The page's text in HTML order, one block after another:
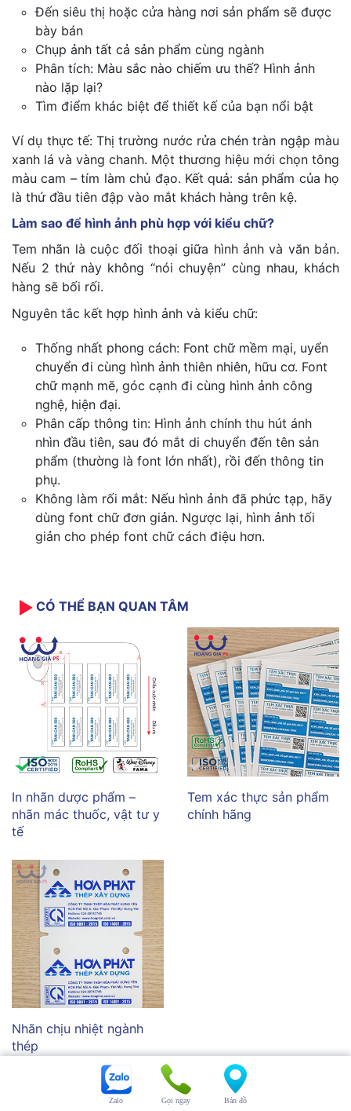
Đến siêu thị hoặc cửa hàng nơi sản phẩm sẽ được
bày bán
Chụp ảnh tất cả sản phẩm cùng ngành
Phân tích: Màu sắc nào chiếm ưu thế? Hình ảnh
nào lặp lại?
Tìm điểm khác biệt để thiết kế của bạn nổi bật
Ví dụ thực tế: Thị trường nước rửa chén tràn ngập màu
xanh lá và vàng chanh. Một thương hiệu mới chọn tông
màu cam – tím làm chủ đạo. Kết quả: sản phẩm của họ
là thứ đầu tiên đập vào mắt khách hàng trên kệ.
Làm sao để hình ảnh phù hợp với kiểu chữ?
Tem nhãn là cuộc đối thoại giữa hình ảnh và văn bản.
Nếu 2 thứ này không “nói chuyện” cùng nhau, khách
hàng sẽ bối rối.
Nguyên tắc kết hợp hình ảnh và kiểu chữ:
Thống nhất phong cách: Font chữ mềm mại, uyển
chuyển đi cùng hình ảnh thiên nhiên, hữu cơ. Font
chữ mạnh mẽ, góc cạnh đi cùng hình ảnh công
nghệ, hiện đại.
Phân cấp thông tin: Hình ảnh chính thu hút ánh
nhìn đầu tiên, sau đó mắt di chuyển đến tên sản
phẩm (thường là font lớn nhất), rồi đến thông tin
phụ.
Không làm rối mắt: Nếu hình ảnh đã phức tạp, hãy
dùng font chữ đơn giản. Ngược lại, hình ảnh tối
giản cho phép font chữ cách điệu hơn.
CÓ THỂ BẠN QUAN TÂM
In nhãn dược phẩm –
nhãn mác thuốc, vật tư y
tế
Tem xác thực sản phẩm
chính hãng
Nhãn chịu nhiệt ngành
thép
Bản đồ
Gọi ngay
Zalo